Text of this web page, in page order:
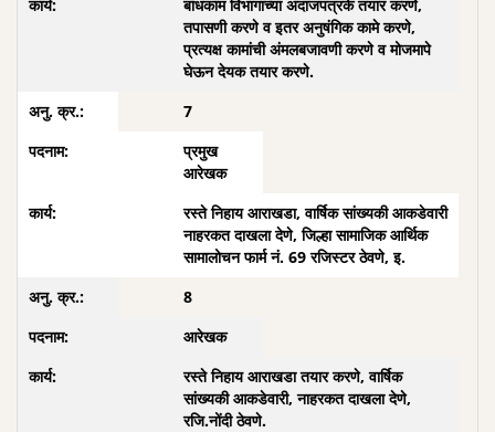
बांधकाम विभागाच्या अंदाजपत्रके तयार करणे,
तपासणी करणे व इतर अनुषंगिक कामे करणे,
प्रत्यक्ष कामांची अंमलबजावणी करणे व मोजमापे
घेऊन देयक तयार करणे.
7
प्रमुख
आरेखक
रस्ते निहाय आराखडा, वार्षिक सांख्यकी आकडेवारी
नाहरकत दाखला देणे, जिल्हा सामाजिक आर्थिक
सामालोचन फार्म नं. 69 रजिस्टर ठेवणे, इ.
8
आरेखक
रस्ते निहाय आराखडा तयार करणे, वार्षिक
सांख्यकी आकडेवारी, नाहरकत दाखला देणे,
रजि.नोंदी ठेवणे.